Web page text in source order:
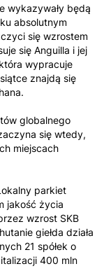
wykazywały będą
absolutnym
się wzrostem
się Anguilla i jej
wypracuje
znajdą się
globalnego
się wtedy,
miejscach
parkiet
jakość życia
wzrost SKB
giełda działa
21 spółek o
400 mln